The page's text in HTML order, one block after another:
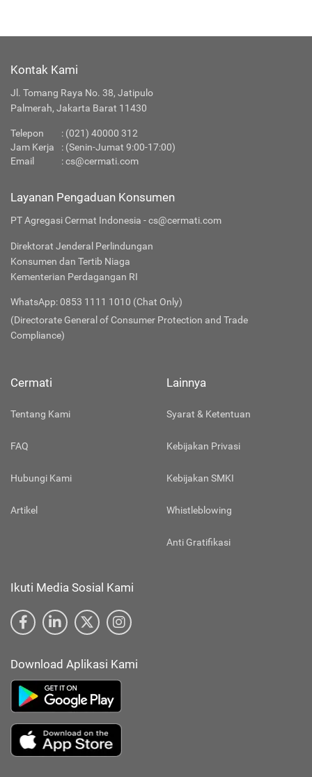
Kontak Kami
Jl. Tomang Raya No. 38, Jatipulo
Palmerah, Jakarta Barat 11430
Telepon : (021) 40000 312
Jam Kerja
: (Senin-Jumat 9:00-17:00)
Email
:cs@cermati.com
Layanan Pengaduan Konsumen
PT Agregasi Cermat Indonesia - cs@cermati.com
Direktorat Jenderal Perlindungan
Konsumen dan Tertib Niaga
Kementerian Perdagangan RI
WhatsApp: 0853 1111 1010 (Chat Only)
(Directorate General of Consumer Protection and Trade
Compliance)
Cermati
Tentang Kami
FAQ
Hubungi Kami
Artikel
Lainnya
Syarat & Ketentuan
Kebijakan Privasi
Kebijakan SMKI
Whistleblowing
Anti Gratifikasi
Ikuti Media Sosial Kami
Download Aplikasi Kami